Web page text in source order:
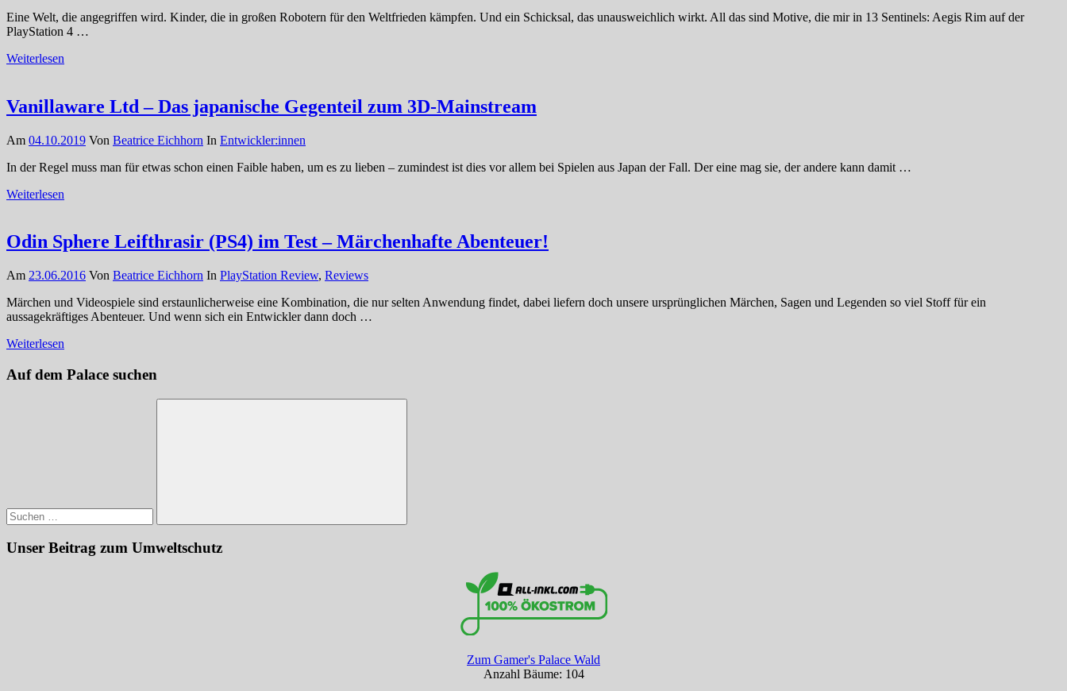
Eine Welt, die angegriffen wird. Kinder, die in großen Robotern für den Weltfrieden kämpfen. Und ein Schicksal, das unausweichlich wirkt. All das sind Motive, die mir in 13 Sentinels: Aegis Rim auf der
PlayStation 4 …
Weiterlesen
Vanillaware Ltd – Das japanische Gegenteil zum 3D-Mainstream
Am 04.10.2019 Von Beatrice Eichhorn In Entwickler:innen
In der Regel muss man für etwas schon einen Faible haben, um es zu lieben – zumindest ist dies vor allem bei Spielen aus Japan der Fall. Der eine mag sie, der andere kann damit …
Weiterlesen
Odin Sphere Leifthrasir (PS4) im Test – Märchenhafte Abenteuer!
Am 23.06.2016 Von Beatrice Eichhorn In PlayStation Review, Reviews
Märchen und Videospiele sind erstaunlicherweise eine Kombination, die nur selten Anwendung findet, dabei liefern doch unsere ursprünglichen Märchen, Sagen und Legenden so viel Stoff für ein
aussagekräftiges Abenteuer. Und wenn sich ein Entwickler dann doch …
Weiterlesen
Auf dem Palace suchen
Suchen
Unser Beitrag zum Umweltschutz
Zum Gamer's Palace Wald
Anzahl Bäume: 104